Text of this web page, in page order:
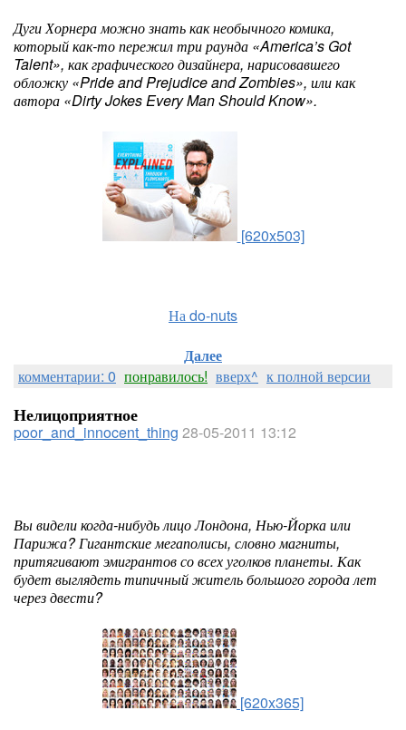
Дуги Хорнера можно знать как необычного комика,
который как-то пережил три раунда «America’s Got
Talent», как графического дизайнера, нарисовавшего
обложку «Pride and Prejudice and Zombies», или как
автора «Dirty Jokes Every Man Should Know».
[620x503]
На do-nuts
Далее
комментарии: 0 понравилось! вверх^ к полной версии
Нелицоприятное
poor_and_innocent_thing 28-05-2011 13:12
Вы видели когда-нибудь лицо Лондона, Нью-Йорка или
Парижа? Гигантские мегаполисы, словно магниты,
притягивают эмигрантов со всех уголков планеты. Как
будет выглядеть типичный житель большого города лет
через двести?
[620x365]